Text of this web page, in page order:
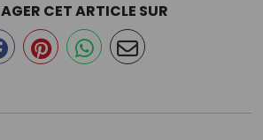
CET ARTICLE SUR